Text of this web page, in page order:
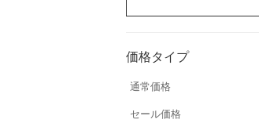
価格タイプ
通常価格
セール価格